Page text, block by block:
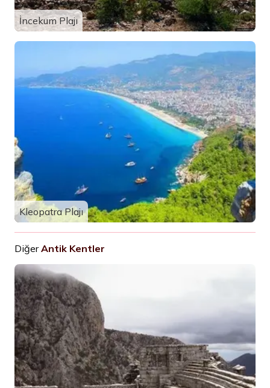
İncekum Plajı
Kleopatra Plajı
Diğer Antik Kentler